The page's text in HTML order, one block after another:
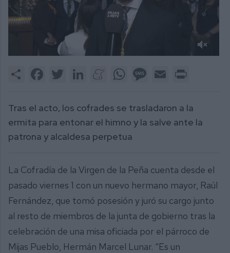
2
Share FacebookTwitter LinkedInMeneameWhatsAppMessage
Email
Tras el acto, los cofrades se trasladaron a la
ermita para entonar el himno y la salve ante la
patrona y alcaldesa perpetua
La Cofradía de la Virgen de la Peña cuenta desde el
pasado viernes 1 con un nuevo hermano mayor, Raúl
Fernández, que tomó posesión y juró su cargo junto
al resto de miembros de la junta de gobierno tras la
celebración de una misa oficiada por el párroco de
Mijas Pueblo, Hermán Marcel Lunar. “Es un